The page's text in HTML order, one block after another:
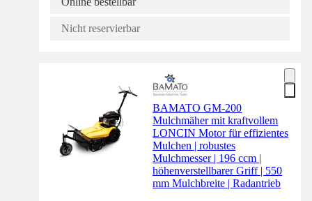
Nicht reservierbar
BAMATO GM-200
Mulchmäher mit kraftvollem
LONCIN Motor für effizientes
Mulchen | robustes
Mulchmesser | 196 ccm |
höhenverstellbarer Griff | 550
mm Mulchbreite | Radantrieb